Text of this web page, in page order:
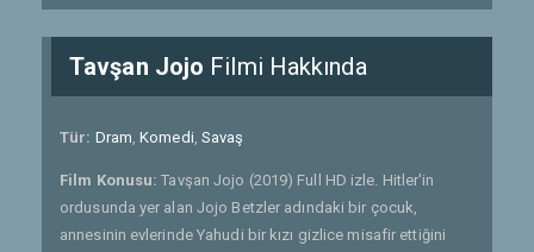
Tavşan Jojo Filmi Hakkında
Tür: Dram,Komedi, Savaş
Film Konusu:Tavşan Jojo (2019) Full HD izle. Hitler'in
ordusunda yer alan Jojo Betzler adındaki bir çocuk,
annesinin evlerinde Yahudi bir kızı gizlice misafir ettiğini